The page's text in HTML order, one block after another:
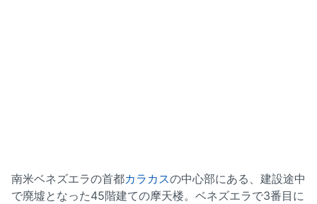
南米ベネズエラの首都カラカスの中心部にある、建設途中
で廃墟となった45階建ての摩天楼。ベネズエラで3番目に